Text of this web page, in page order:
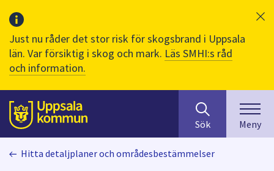
Just nu råder det stor risk för skogsbrand i Uppsala
län. Var försiktig i skog och mark. Läs SMHI:s råd
och information.
Till sidans
huvudinnehåll
efter
innehåll
på
webbplatsen.
Sök Meny
Hitta detaljplaner och områdesbestämmelser